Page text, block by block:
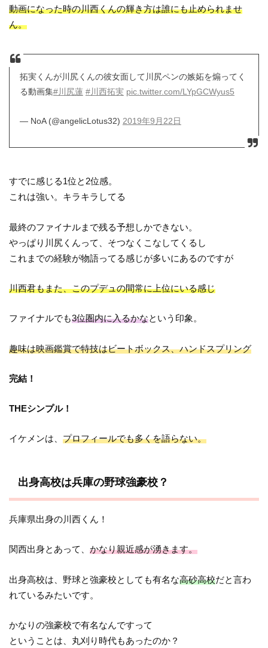
動画になった時の川西くんの輝き方は誰にも止められませ
ん。
拓実くんが川尻くんの彼女面して川尻ペンの嫉妬を煽ってく
る動画集#川尻蓮 #川西拓実 pic.twitter.com/LYpGCWyus5
— NoA (@angelicLotus32) 2019年9月22日
すでに感じる1位と2位感。
これは強い。キラキラしてる
最終のファイナルまで残る予想しかできない。
やっぱり川尻くんって、そつなくこなしてくるし
これまでの経験が物語ってる感じが多いにあるのですが
川西君もまた、このプデュの間常に上位にいる感じ
ファイナルでも3位圏内に入るかなという印象。
趣味は映画鑑賞で特技はビートボックス、ハンドスプリング
完結！
THEシンプル！
イケメンは、プロフィールでも多くを語らない。
出身高校は兵庫の野球強豪校？
兵庫県出身の川西くん！
関西出身とあって、かなり親近感が湧きます。
出身高校は、野球と強豪校としても有名な高砂高校だと言わ
れているみたいです。
かなりの強豪校で有名なんですって
ということは、丸刈り時代もあったのか？